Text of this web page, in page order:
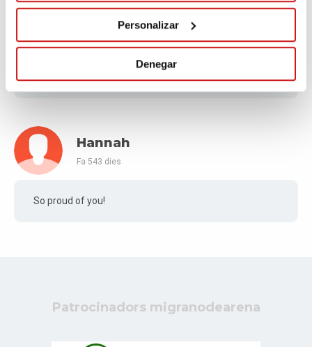
Personalizar
Denegar
Hannah
Fa 543 dies
So proud of you!
Patrocinadors migranodearena